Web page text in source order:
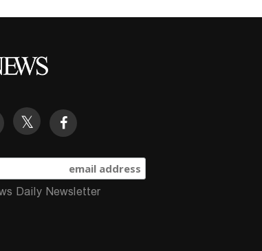
Daily Newsletter